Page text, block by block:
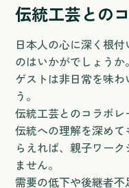
伝統工芸との
日本人の心に深く根
のはいかがでしょうか。
ゲストは非日常を味
う。
伝統工芸とのコラボ
伝統への理解を深め
らえれば、親子ワー
ません。
需要の低下や後継者